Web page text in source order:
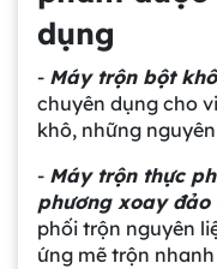
dụng
- Máy trộn bột
chuyên dụng cho
khô, những
- Máy trộn thực
phương xoay đảo
phối trộn nguyên
ứng mẽ trộn